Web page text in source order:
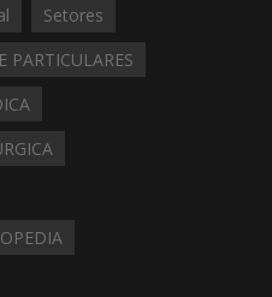
Setores
PARTICULARES